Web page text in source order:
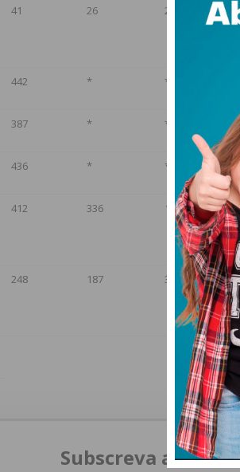
41 26 2 16
442 * *
387 * *
436 * *
412 336 11 *
248 187 3 *
Subscreva a